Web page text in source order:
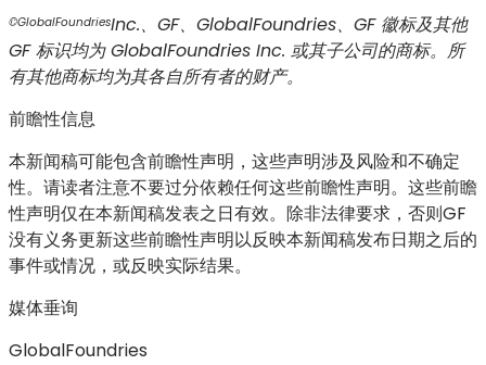
©GlobalFoundriesInc.、GF、GlobalFoundries、GF 徽标及其他
GF 标识均为 GlobalFoundries Inc. 或其子公司的商标。所
有其他商标均为其各自所有者的财产。
前瞻性信息
本新闻稿可能包含前瞻性声明，这些声明涉及风险和不确定
性。请读者注意不要过分依赖任何这些前瞻性声明。这些前瞻
性声明仅在本新闻稿发表之日有效。除非法律要求，否则GF
没有义务更新这些前瞻性声明以反映本新闻稿发布日期之后的
事件或情况，或反映实际结果。
媒体垂询
GlobalFoundries